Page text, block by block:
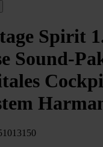
Spirit
Sound-